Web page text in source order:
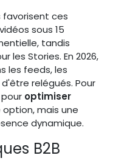
ces
sous 15
tandis
les Stories. En 2026,
les feeds, les
relégués. Pour
optimiser
mais une
dynamique.
B2B